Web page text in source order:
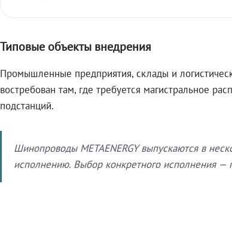
Типовые объекты внедрения
Промышленные предприятия, склады и
востребован там, где требуется магистральное
подстанций.
Шинопроводы METAENERGY выпускаются в
исполнению. Выбор конкретного исполнения —